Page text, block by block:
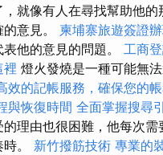
就像有人在尋找幫助他
意見。 柬埔寨旅遊簽證
他的意見的問題。 工商
裡 燈火發燒是一種可能無
效的記帳服務，確保您的
與恢復時間 全面掌握搜尋
理由也很困難，他每次
。 新竹撥筋技術 專業的